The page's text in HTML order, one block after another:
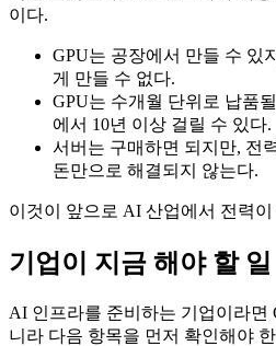
이다.
GPU는 공장에서 만들 수 있
게 만들 수 없다.
GPU는 수개월 단위로 납품
에서 10년 이상 걸릴 수 있다.
서버는 구매하면 되지만, 전
돈만으로 해결되지 않는다.
이것이 앞으로 AI 산업에서 전력
기업이 지금 해야 할 일
AI 인프라를 준비하는 기업이라면
니라 다음 항목을 먼저 확인해야